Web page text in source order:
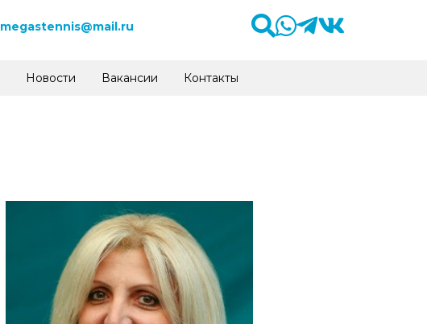
megastennis@mail.ru
Новости Вакансии Контакты